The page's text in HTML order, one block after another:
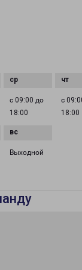
с 09:00 до
18:00
с
18:00
Выходной